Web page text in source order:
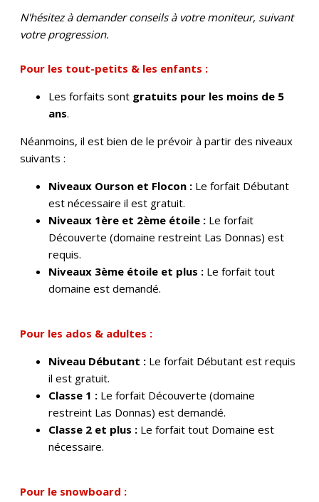
N'hésitez à demander conseils à votre moniteur, suivant
votre progression.
Pour les tout-petits & les enfants :
Les forfaits sont gratuits pour les moins de 5
ans.
Néanmoins, il est bien de le prévoir à partir des niveaux
suivants :
Niveaux Ourson et Flocon : Le forfait Débutant
est nécessaire il est gratuit.
Niveaux 1ère et 2ème étoile : Le forfait
Découverte (domaine restreint Las Donnas) est
requis.
Niveaux 3ème étoile et plus : Le forfait tout
domaine est demandé.
Pour les ados & adultes :
Niveau Débutant : Le forfait Débutant est requis
il est gratuit.
Classe 1 : Le forfait Découverte (domaine
restreint Las Donnas) est demandé.
Classe 2 et plus : Le forfait tout Domaine est
nécessaire.
Pour le snowboard :